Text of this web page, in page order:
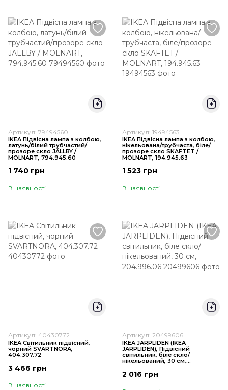
Артикул: 79494560
IKEA Підвісна лампа з колбою,
латунь/білий трубчастий/
прозоре скло JÄLLBY /
MOLNART, 794.945.60
1 740 грн
В наявності
Артикул: 19494563
IKEA Підвісна лампа з колбою,
нікельована/трубчаста, біле/
прозоре скло SKAFTET /
MOLNART, 194.945.63
1 523 грн
В наявності
Артикул: 40430772
IKEA Світильник підвісний,
чорний SVARTNORA,
404.307.72
3 466 грн
В наявності
Артикул: 20499606
IKEA JARPLIDEN (ІKEA
JARPLIDEN), Підвісний
світильник, біле скло/
нікельований, 30 см,
2 016 грн